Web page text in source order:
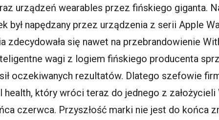
urządzeń wearables przez fińskiego giganta.
był napędzany przez urządzenia z serii Apple
zdecydowała się nawet na przebrandowienie
wagi z logiem fińskiego producenta
oczekiwanych rezultatów. Dlatego szefowie
health, który wróci teraz do jednego z założycieli
czerwca. Przyszłość marki nie jest do końca